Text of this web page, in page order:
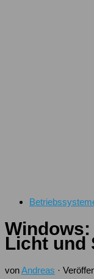
Licht und
vonAndreas ·